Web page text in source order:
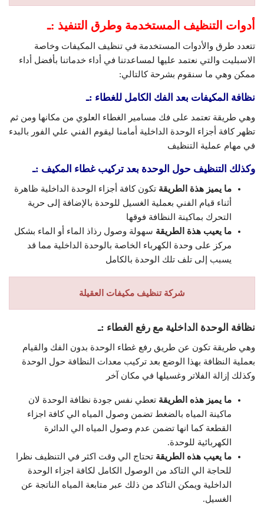
أدوات التنظيف المستخدمة وطرق التنفيذ :ـ
تتعدد طرق والأدوات المستخدمة في تنظيف المكيفات وخاصة
الاسبليت والتي نعتمد عليها لمساعدتنا في أداء خدماتنا بأفضل أداء
ممكن وهي ما سنقوم بشرحة كالتالي:
نظافة المكيفات بعد الفك الكامل للغطاء :ـ
وهي طريقة تعتمد على فك مسامير الغطاء العلوي من مكانها ومن ثم
تظهر كافة أجزاء الوحدة الداخلية أمامنا ليقوم الفني علي الفور بالبدء
في مهام عملية التنظيف
وكذلك التنظيف حول الوحدة بعد تركيب غطاء المكيف :ـ
ما يميز هذة الطريقة تكون كافة أجزاء الوحدة الداخلية ظاهرة
أثناء قيام الفني بعملية الغسيل للوحدة بالإضافة إلى حرية
التحرك بماكينة النظافة فوقها
ما يعيب هذة الطريقة سهولة وصول رذاذ الماء أو الماء بشكل
مركز على وحدة الكهرباء الخاصة بالوحدة الداخلية مما قد
يسبب إلى تلف تلك الوحدة بالكامل
شركة تنظيف مكيفات العقيلة
نظافة الوحدة الداخلية مع رفع الغطاء :ـ
وهي طريقة تكون عن طريق رفع غطاء الوحدة بدون الفك والقيام
بعملية النظافة بهذا الوضع بعد تركيب معدات النظافة حول الوحدة
وكذلك إزالة الفلاتر وغسيلها في مكان آخر
ما يميز هذه الطريقة تعطي نفس جودة نظافة الوحدة لان
ماكينة المياه بالضغط تضمن وصول المياه الي كافة اجزاء
القطعة كما انها تضمن عدم وصول المياه الي الدائرة
الكهربائية للوحدة.
ما يعيب هذه الطريقة تحتاج الي وقت اكثر في التنظيف نظرا
للحاجة الي التاكد من الوصول الكامل لكافة اجزاء الوحدة
الداخلية ويمكن التاكد من ذلك عبر متابعة المياه الناتجة عن
الغسيل.